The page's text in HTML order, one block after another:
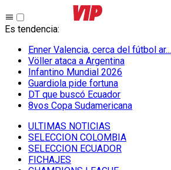
Es tendencia:
Enner Valencia, cerca del fútbol ar...
Völler ataca a Argentina
Infantino Mundial 2026
Guardiola pide fortuna
DT que buscó Ecuador
8vos Copa Sudamericana
ULTIMAS NOTICIAS
SELECCION COLOMBIA
SELECCION ECUADOR
FICHAJES